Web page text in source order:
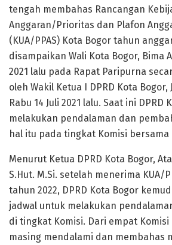
tengah membahas Rancangan
Anggaran/Prioritas dan Plafon
(KUA/PPAS) Kota Bogor tahun
disampaikan Wali Kota Bogor, Bima
2021 lalu pada Rapat Paripurna
oleh Wakil Ketua I DPRD Kota Bogor,
Rabu 14 Juli 2021 lalu. Saat ini DPRD
melakukan pendalaman dan
hal itu pada tingkat Komisi
Menurut Ketua DPRD Kota Bogor,
S.Hut. M.Si. setelah menerima KUA/
tahun 2022, DPRD Kota Bogor
jadwal untuk melakukan
di tingkat Komisi. Dari empat Komisi
masing mendalami dan membahas